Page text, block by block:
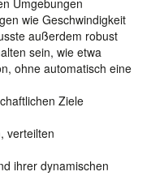
Umgebungen
wie Geschwindigkeit
außerdem robust
sein, wie etwa
ohne automatisch eine
Ziele
verteilten
ihrer dynamischen